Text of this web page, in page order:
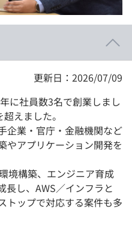
更新日：2026/07/09
に社員数3名で創業しまし
えました。
企業・官庁・金融機関など
やアプリケーション開発を
境構築、エンジニア育成
長し、AWS／インフラと
トップで対応する案件も多